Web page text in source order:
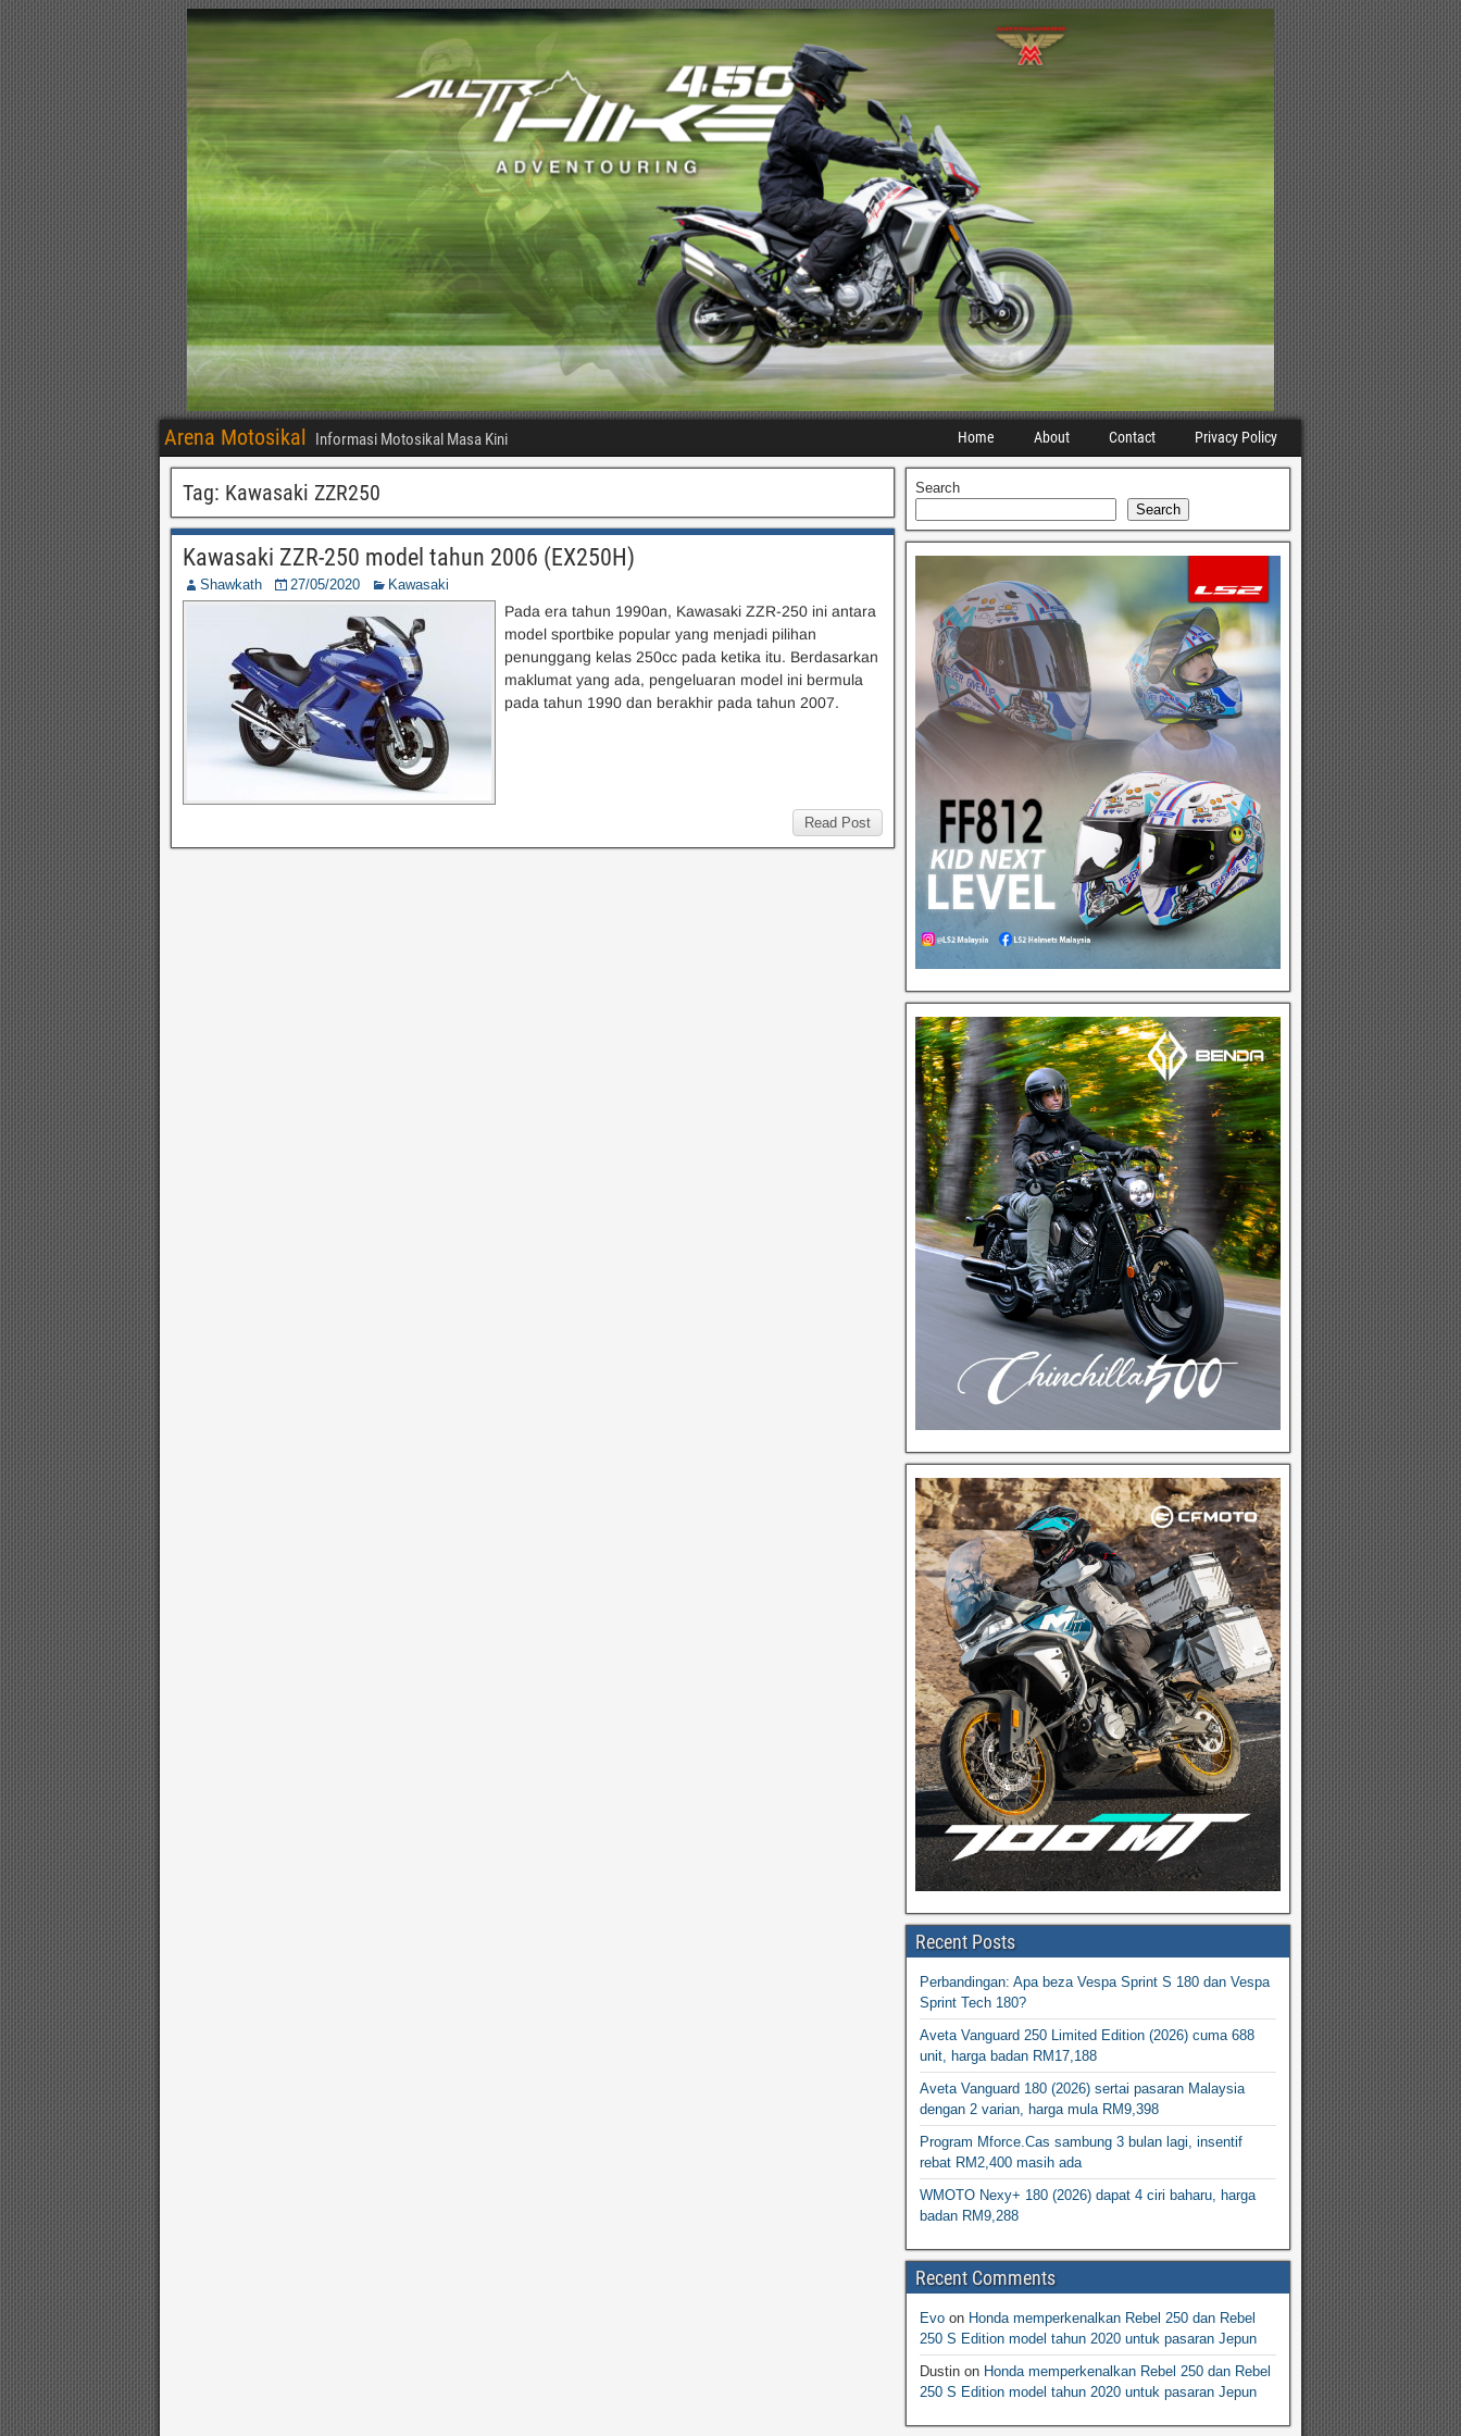
Arena Motosikal Informasi Motosikal Masa Kini Home About Contact Privacy Policy
Tag: Kawasaki ZZR250
Kawasaki ZZR-250 model tahun 2006 (EX250H)
Shawkath 27/05/2020 Kawasaki
Pada era tahun 1990an, Kawasaki ZZR-250 ini antara
model sportbike popular yang menjadi pilihan
penunggang kelas 250cc pada ketika itu. Berdasarkan
maklumat yang ada, pengeluaran model ini bermula
pada tahun 1990 dan berakhir pada tahun 2007.
Read Post
Search
Search
Recent Posts
Perbandingan: Apa beza Vespa Sprint S 180 dan Vespa
Sprint Tech 180?
Aveta Vanguard 250 Limited Edition (2026) cuma 688
unit, harga badan RM17,188
Aveta Vanguard 180 (2026) sertai pasaran Malaysia
dengan 2 varian, harga mula RM9,398
Program Mforce.Cas sambung 3 bulan lagi, insentif
rebat RM2,400 masih ada
WMOTO Nexy+ 180 (2026) dapat 4 ciri baharu, harga
badan RM9,288
Recent Comments
Evo on Honda memperkenalkan Rebel 250 dan Rebel
250 S Edition model tahun 2020 untuk pasaran Jepun
Dustin on Honda memperkenalkan Rebel 250 dan Rebel
250 S Edition model tahun 2020 untuk pasaran Jepun